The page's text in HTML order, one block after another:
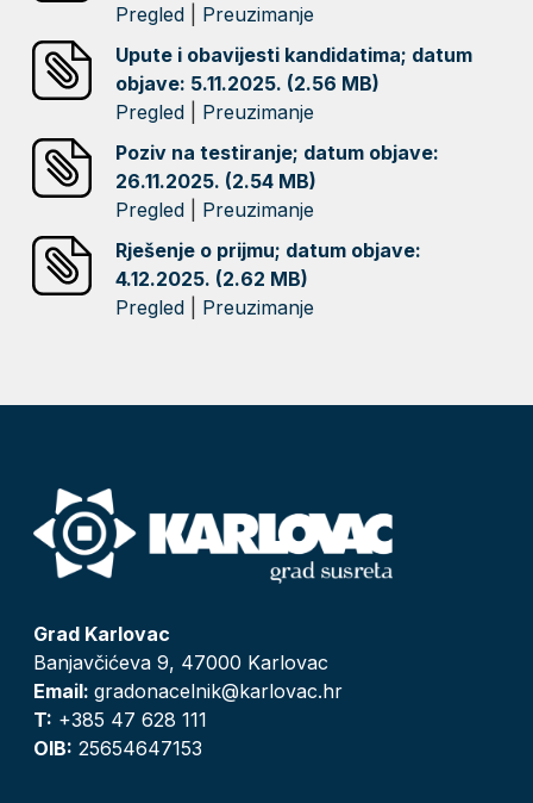
Pregled
Preuzimanje
Upute i obavijesti kandidatima; datum
objave: 5.11.2025. (2.56 MB)
Pregled
Preuzimanje
Poziv na testiranje; datum objave:
26.11.2025. (2.54 MB)
Pregled
Preuzimanje
Rješenje o prijmu; datum objave:
4.12.2025. (2.62 MB)
Pregled
Preuzimanje
Grad Karlovac
Banjavčićeva 9, 47000 Karlovac
Email: gradonacelnik@karlovac.hr
T: +385 47 628 111
OIB: 25654647153